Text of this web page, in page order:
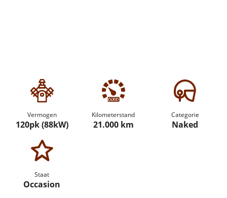
Vermogen
120pk (88kW)
Kilometerstand
21.000 km
Categorie
Naked
Staat
Occasion